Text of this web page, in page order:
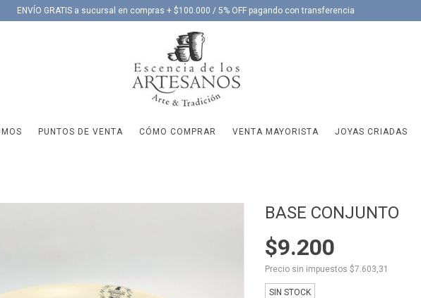
ENVÍO GRATIS a sucursal en compras + $100.000 / 5% OFF pagando con transferencia
PUNTOS DE VENTA CÓMO COMPRAR VENTA MAYORISTA JOYAS CRIADAS
BASE CONJUNTO
$9.200
Precio sin impuestos$7.603,31
SIN STOCK